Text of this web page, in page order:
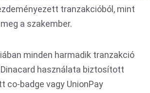
tranzakcióból, mint
a szakember.
minden harmadik tranzakció
használata biztosított
co-badge vagy UnionPay